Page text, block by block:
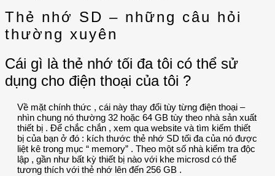
Thẻ nhớ SD – những câu hỏi
thường xuyên
Cái gì là thẻ nhớ tối đa tôi có thể sử
dụng cho điện thoại của tôi ?
Về mặt chính thức , cái này thay đổi tùy từng điện thoại –
nhìn chung nó thường 32 hoặc 64 GB tùy theo nhà sản xuất
thiết bị . Để chắc chắn , xem qua website và tìm kiếm thiết
bị của bạn ở đó : kích thước thẻ nhớ SD tối đa của nó được
liệt kê trong mục “ memory” . Theo một số nhà kiểm tra độc
lập , gần như bất kỳ thiết bị nào với khe microsd có thể
tương thích với thẻ nhớ lên đến 256 GB .